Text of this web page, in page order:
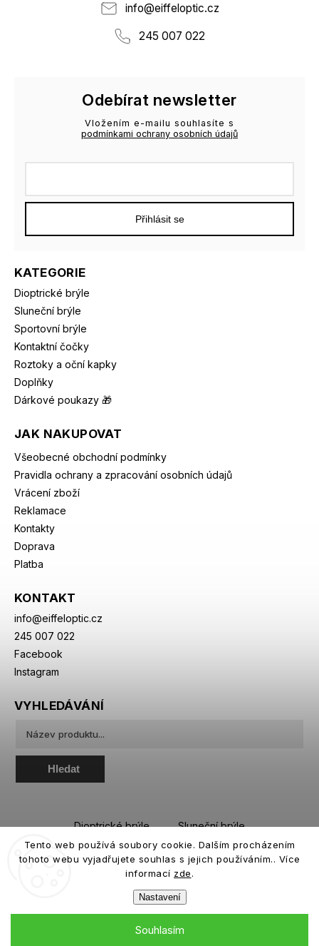
Tento web používá soubory cookie. Dalším procházením
tohoto webu vyjadřujete souhlas s jejich používáním.. Více
informací zde.
Nastavení
Souhlasím
info@eiffeloptic.cz
245 007 022
KATEGORIE
Dioptrické brýle
Sluneční brýle
Sportovní brýle
Kontaktní čočky
Roztoky a oční kapky
Doplňky
Dárkové poukazy 🎁
JAK NAKUPOVAT
Všeobecné obchodní podmínky
Pravidla ochrany a zpracování osobních údajů
Vrácení zboží
Reklamace
Kontakty
Doprava
Platba
KONTAKT
info@eiffeloptic.cz
245 007 022
Facebook
Instagram
Odebírat newsletter
Vložením e-mailu souhlasíte s
podmínkami ochrany osobních údajů
Přihlásit se
VYHLEDÁVÁNÍ
Hledat
Dioptrické brýle
Sluneční brýle
Sportovní brýle
Kontaktní čočky
Roztoky a oční kapky